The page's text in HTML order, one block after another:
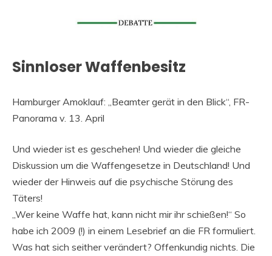
Sinnloser Waffenbesitz
Hamburger Amoklauf: „Beamter gerät in den Blick“, FR-
Panorama v. 13. April
Und wieder ist es geschehen! Und wieder die gleiche
Diskussion um die Waffengesetze in Deutschland! Und
wieder der Hinweis auf die psychische Störung des
Täters!
„Wer keine Waffe hat, kann nicht mir ihr schießen!“ So
habe ich 2009 (!) in einem Lesebrief an die FR formuliert.
Was hat sich seither verändert? Offenkundig nichts. Die